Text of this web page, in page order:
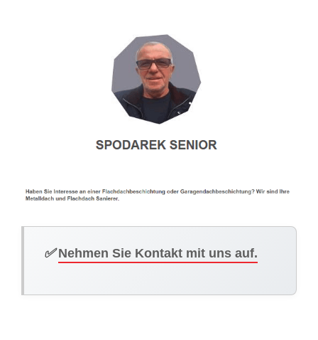
✅Nehmen Sie Kontakt mit uns auf.